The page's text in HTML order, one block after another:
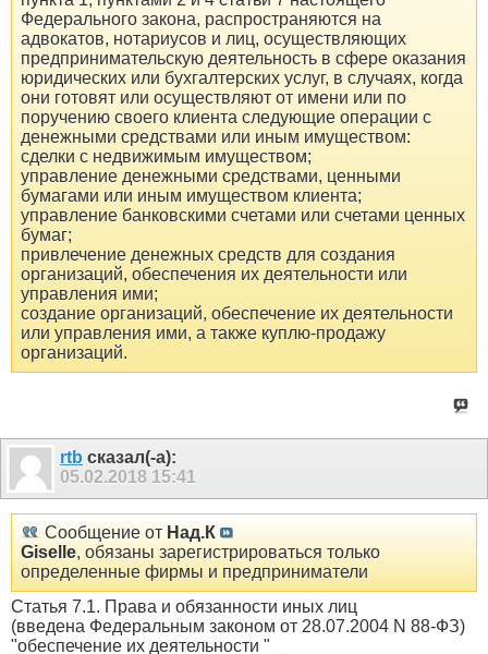
Федерального закона, распространяются на
адвокатов, нотариусов и лиц, осуществляющих
предпринимательскую деятельность в сфере оказания
юридических или бухгалтерских услуг, в случаях, когда
они готовят или осуществляют от имени или по
поручению своего клиента следующие операции с
денежными средствами или иным имуществом:
сделки с недвижимым имуществом;
управление денежными средствами, ценными
бумагами или иным имуществом клиента;
управление банковскими счетами или счетами ценных
бумаг;
привлечение денежных средств для создания
организаций, обеспечения их деятельности или
управления ими;
создание организаций, обеспечение их деятельности
или управления ими, а также куплю-продажу
организаций.
rtb сказал(-а):
05.02.2018 15:41
Сообщение от Над.К
Giselle, обязаны зарегистрироваться только
определенные фирмы и предприниматели
Статья 7.1. Права и обязанности иных лиц
(введена Федеральным законом от 28.07.2004 N 88-ФЗ)
"обеспечение их деятельности "